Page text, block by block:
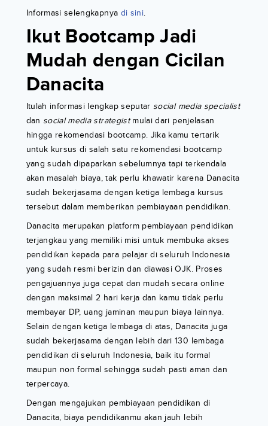
Informasi selengkapnya di sini.
Ikut Bootcamp Jadi
Mudah dengan Cicilan
Danacita
Itulah informasi lengkap seputar social media specialist
dan social media strategistmulai dari penjelasan
hingga rekomendasi bootcamp. Jika kamu tertarik
untuk kursus di salah satu rekomendasi bootcamp
yang sudah dipaparkan sebelumnya tapi terkendala
akan masalah biaya, tak perlu khawatir karena Danacita
sudah bekerjasama dengan ketiga lembaga kursus
tersebut dalam memberikan pembiayaan pendidikan.
Danacita merupakan platform pembiayaan pendidikan
terjangkau yang memiliki misi untuk membuka akses
pendidikan kepada para pelajar di seluruh Indonesia
yang sudah resmi berizin dan diawasi OJK. Proses
pengajuannya juga cepat dan mudah secara online
dengan maksimal 2 hari kerja dan kamu tidak perlu
membayar DP, uang jaminan maupun biaya lainnya.
Selain dengan ketiga lembaga di atas, Danacita juga
sudah bekerjasama dengan lebih dari 130 lembaga
pendidikan di seluruh Indonesia, baik itu formal
maupun non formal sehingga sudah pasti aman dan
terpercaya.
Dengan mengajukan pembiayaan pendidikan di
Danacita, biaya pendidikanmu akan jauh lebih